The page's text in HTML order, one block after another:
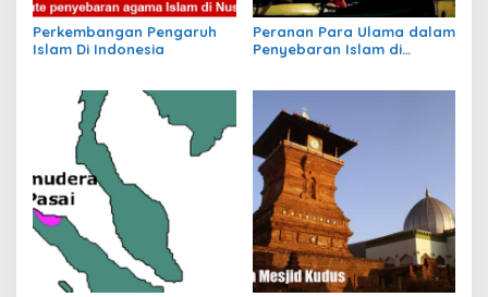
Perkembangan Pengaruh
Islam Di Indonesia
Peranan Para Ulama dalam
Penyebaran Islam di